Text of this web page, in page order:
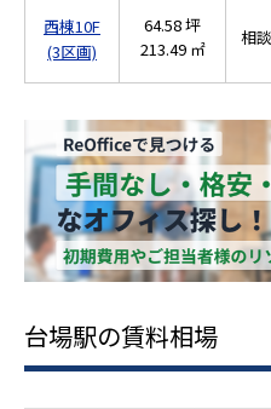
西棟10F
(3区画)
64.58 坪
213.49 ㎡
相談
台場駅の賃料相場